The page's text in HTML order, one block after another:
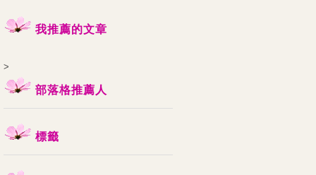
我推薦的文章
>
部落格推薦人
標籤